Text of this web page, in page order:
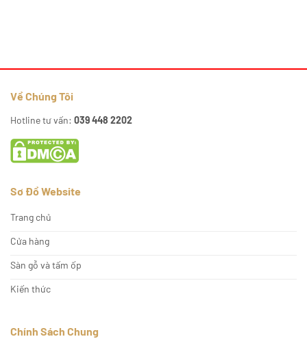
Về Chúng Tôi
Hotline tư vấn: 039 448 2202
Sơ Đồ Website
Trang chủ
Cửa hàng
Sàn gỗ và tấm ốp
Kiến thức
Chính Sách Chung